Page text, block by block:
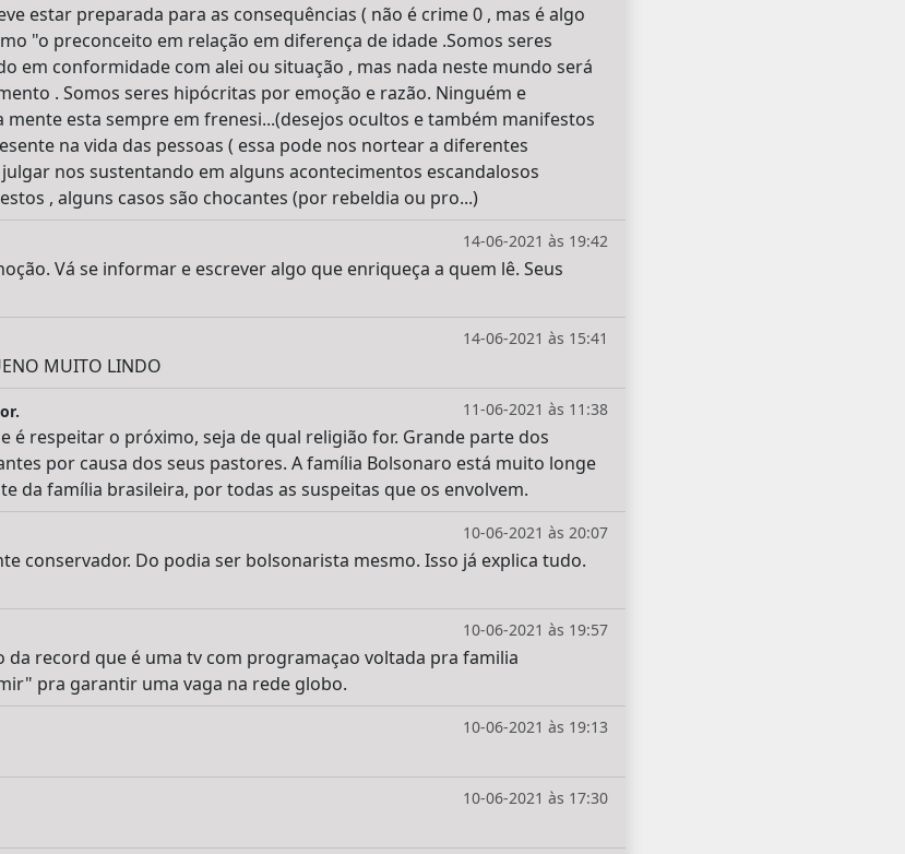
estar preparada para as consequências ( não é crime 0 , mas é algo
"o preconceito em relação em diferença de idade .Somos seres
em conformidade com alei ou situação , mas nada neste mundo será
. Somos seres hipócritas por emoção e razão. Ninguém e
esta sempre em frenesi...(desejos ocultos e também manifestos
na vida das pessoas ( essa pode nos nortear a diferentes
nos sustentando em alguns acontecimentos escandalosos
, alguns casos são chocantes (por rebeldia ou pro...)
14-06-2021 às 19:42
Vá se informar e escrever algo que enriqueça a quem lê. Seus
14-06-2021 às 15:41
MUITO LINDO
11-06-2021 às 11:38
é respeitar o próximo, seja de qual religião for. Grande parte dos
por causa dos seus pastores. A família Bolsonaro está muito longe
da família brasileira, por todas as suspeitas que os envolvem.
10-06-2021 às 20:07
conservador. Do podia ser bolsonarista mesmo. Isso já explica tudo.
10-06-2021 às 19:57
da record que é uma tv com programaçao voltada pra familia
pra garantir uma vaga na rede globo.
10-06-2021 às 19:13
10-06-2021 às 17:30